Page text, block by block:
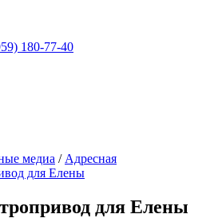
180-77-40
медиа / Адресная
для Елены